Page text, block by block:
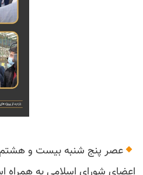
عصر پنج شنبه بیست و هشتم